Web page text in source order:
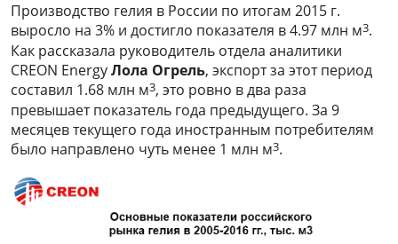
Производство гелия в России по итогам 2015 г.
выросло на 3% и достигло показателя в 4.97 млн м3.
Как рассказала руководитель отдела аналитики
CREON EnergyЛола Огрель, экспорт за этот период
составил 1.68 млн м3, это ровно в два раза
превышает показатель года предыдущего. За 9
месяцев текущего года иностранным потребителям
было направлено чуть менее 1 млн м3.